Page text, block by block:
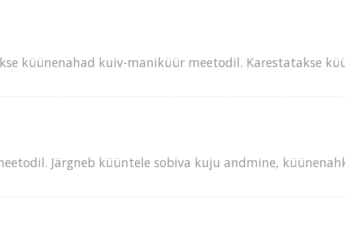
küünenahad kuiv-maniküür meetodil. Karestatakse
Järgneb küüntele sobiva kuju andmine,